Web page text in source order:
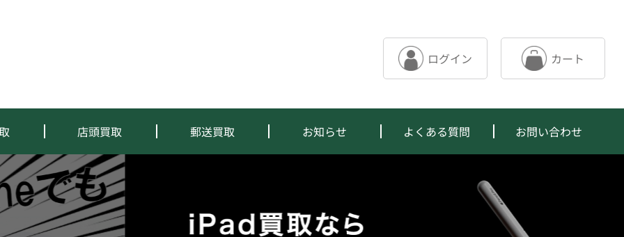
ログイン カート
店頭買取 郵送買取 お知らせ よくある質問 お問い合わせ